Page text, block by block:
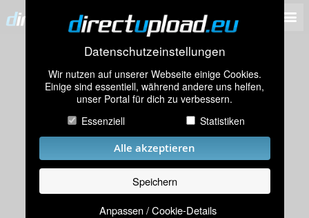
Datenschutzeinstellungen
Wir nutzen auf unserer Webseite einige Cookies.
Einige sind essentiell, während andere uns helfen,
unser Portal für dich zu verbessern.
Essenziell
Statistiken
Alle akzeptieren
Speichern
Anpassen / Cookie-Details